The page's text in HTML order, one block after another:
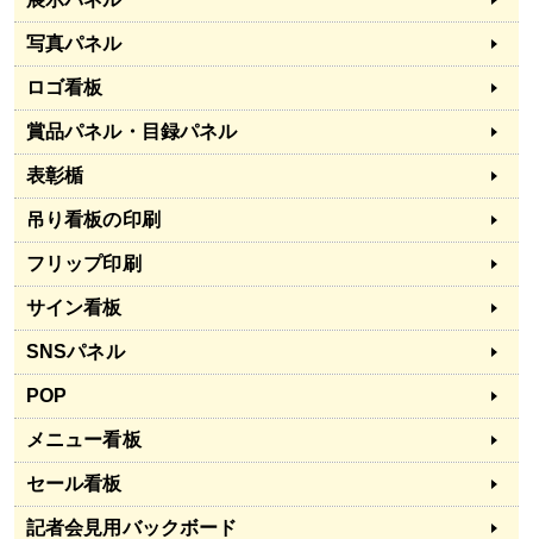
写真パネル
ロゴ看板
賞品パネル・目録パネル
表彰楯
吊り看板の印刷
フリップ印刷
サイン看板
SNSパネル
POP
メニュー看板
セール看板
記者会見用バックボード